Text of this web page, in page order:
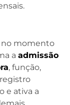
no momento
a admissão
, função,
e ativa a